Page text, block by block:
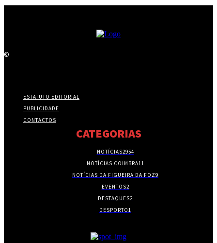
©
ESTATUTO EDITORIAL
PUBLICIDADE
CONTACTOS
CATEGORIAS
NOTÍCIAS2954
NOTÍCIAS COIMBRA11
NOTÍCIAS DA FIGUEIRA DA FOZ9
EVENTOS2
DESTAQUES2
DESPORTO1